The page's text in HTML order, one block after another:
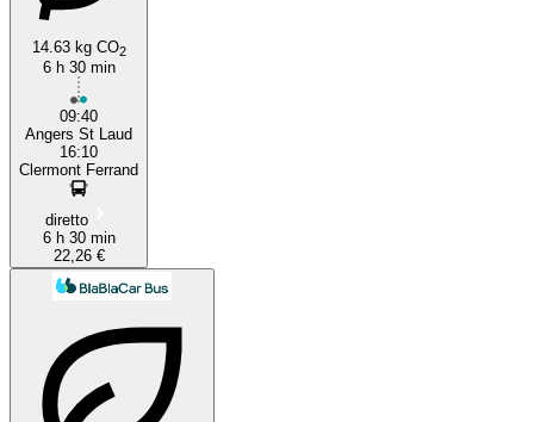
14.63 kg CO2
6 h 30 min
09:40
Angers St Laud
16:10
Clermont Ferrand
diretto
6 h 30 min
22,26 €